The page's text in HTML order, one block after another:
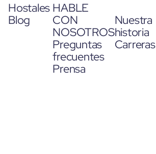
Hostales
Blog
HABLE
CON
NOSOTROS
Preguntas
frecuentes
Prensa
Nuestra
historia
Carreras